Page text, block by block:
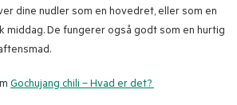
dine nudler som en hovedret, eller som en
middag. De fungerer også godt som en hurtig
Gochujang chili – Hvad er det?